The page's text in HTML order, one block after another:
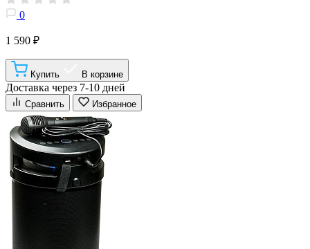
0
1 590 ₽
Купить В корзине
Доставка через 7-10 дней
Сравнить Избранное